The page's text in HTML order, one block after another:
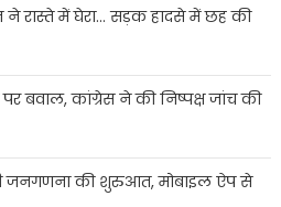
रास्ते में घेरा… सड़क हादसे में छह की
बवाल, कांग्रेस ने की निष्पक्ष जांच की
जनगणना की शुरुआत, मोबाइल ऐप से